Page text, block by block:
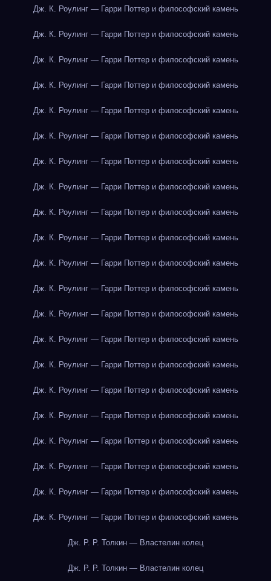
Дж. К. Роулинг — Гарри Поттер и философский камень
Дж. К. Роулинг — Гарри Поттер и философский камень
Дж. К. Роулинг — Гарри Поттер и философский камень
Дж. К. Роулинг — Гарри Поттер и философский камень
Дж. К. Роулинг — Гарри Поттер и философский камень
Дж. К. Роулинг — Гарри Поттер и философский камень
Дж. К. Роулинг — Гарри Поттер и философский камень
Дж. К. Роулинг — Гарри Поттер и философский камень
Дж. К. Роулинг — Гарри Поттер и философский камень
Дж. К. Роулинг — Гарри Поттер и философский камень
Дж. К. Роулинг — Гарри Поттер и философский камень
Дж. К. Роулинг — Гарри Поттер и философский камень
Дж. К. Роулинг — Гарри Поттер и философский камень
Дж. К. Роулинг — Гарри Поттер и философский камень
Дж. К. Роулинг — Гарри Поттер и философский камень
Дж. К. Роулинг — Гарри Поттер и философский камень
Дж. К. Роулинг — Гарри Поттер и философский камень
Дж. К. Роулинг — Гарри Поттер и философский камень
Дж. К. Роулинг — Гарри Поттер и философский камень
Дж. К. Роулинг — Гарри Поттер и философский камень
Дж. К. Роулинг — Гарри Поттер и философский камень
Дж. Р. Р. Толкин — Властелин колец
Дж. Р. Р. Толкин — Властелин колец